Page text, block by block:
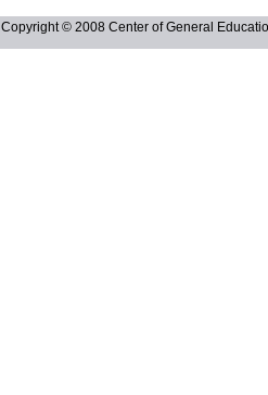
Copyright © 2008 Center of General